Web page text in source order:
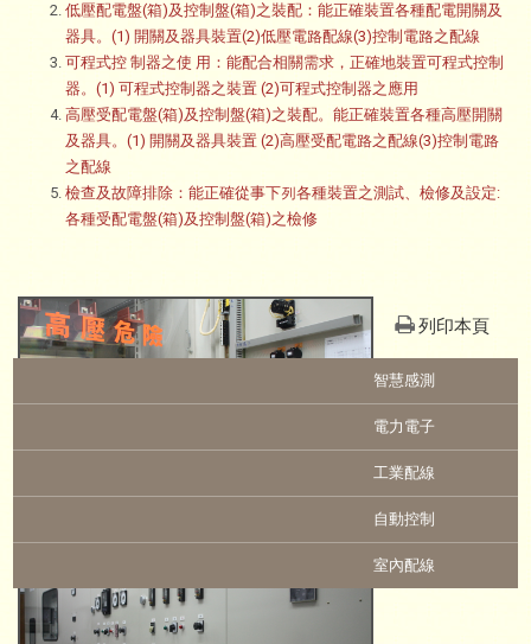
低壓配電盤(箱)及控制盤(箱)之裝配：能正確裝置各種配電開關及
器具。 (1) 開關及器具裝置(2)低壓電路配線(3)控制電路之配線
可程式控 制器之使 用：能配合相關需求，正確地裝置可程式控制
器。 (1) 可程式控制器之裝置 (2)可程式控制器之應用
高壓受配電盤(箱)及控制盤(箱)之裝配。能正確裝置各種高壓開關
及器具。 (1) 開關及器具裝置 (2)高壓受配電路之配線(3)控制電路
之配線
檢查及故障排除：能正確從事下列各種裝置之測試、檢修及設定:
各種受配電盤(箱)及控制盤(箱)之檢修
列印本頁
智慧感測
電力電子
工業配線
自動控制
室內配線